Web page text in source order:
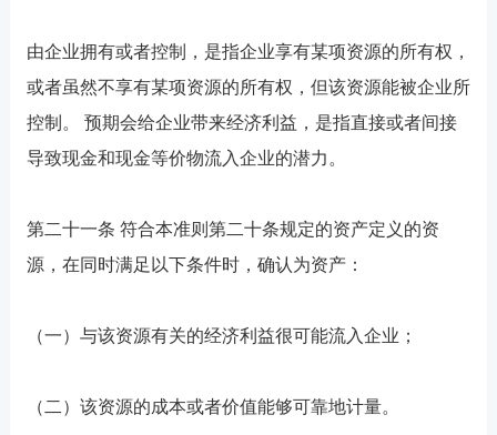
由企业拥有或者控制，是指企业享有某项资源的所有权，
或者虽然不享有某项资源的所有权，但该资源能被企业所
控制。 预期会给企业带来经济利益，是指直接或者间接
导致现金和现金等价物流入企业的潜力。
第二十一条 符合本准则第二十条规定的资产定义的资
源，在同时满足以下条件时，确认为资产：
（一）与该资源有关的经济利益很可能流入企业；
（二）该资源的成本或者价值能够可靠地计量。